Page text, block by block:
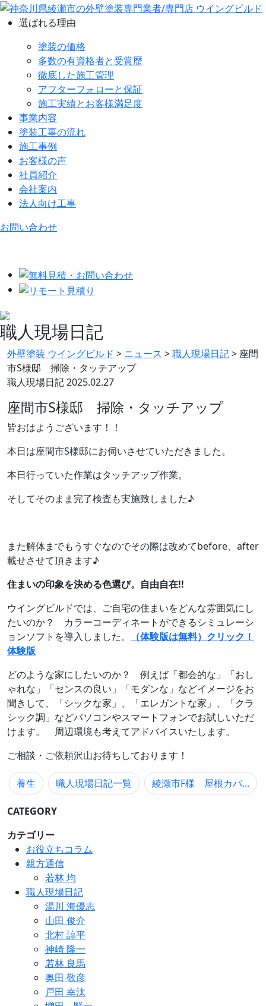
選ばれる理由
塗装の価格
多数の有資格者と受賞歴
徹底した施工管理
アフターフォローと保証
施工実績とお客様満足度
事業内容
塗装工事の流れ
施工事例
お客様の声
社員紹介
会社案内
法人向け工事
お問い合わせ
職人現場日記
外壁塗装 ウイングビルド > ニュース >職人現場日記> 座間
市S様邸 掃除・タッチアップ
職人現場日記2025.02.27
座間市S様邸 掃除・タッチアップ
皆おはようございます！！
本日は座間市S様邸にお伺いさせていただきました。
本日行っていた作業はタッチアップ作業。
そしてそのまま完了検査も実施致しました♪
また解体までもうすぐなのでその際は改めてbefore、after
載せさせて頂きます♪
住まいの印象を決める色選び。自由自在!!
ウイングビルドでは、ご自宅の住まいをどんな雰囲気にし
たいのか？ カラーコーディネートができるシミュレーシ
ョンソフトを導入しました。
（体験版は無料）クリック！
体験版
どのような家にしたいのか？ 例えば「都会的な」「おし
ゃれな」「センスの良い」「モダンな」などイメージをお
聞きして、「シックな家」、「エレガントな家」、「クラ
シック調」などパソコンやスマートフォンでお試しいただ
けます。 周辺環境も考えてアドバイスいたします。
ご相談・ご依頼沢山お待ちしております！
養生 職人現場日記一覧 綾瀬市F様 屋根カバ...
CATEGORY
カテゴリー
お役立ちコラム
親方通信
若林 均
職人現場日記
湯川 海優志
山田 俊介
北村 諒平
神崎 隆一
若林 良馬
奥田 敬彦
戸田 幸汰